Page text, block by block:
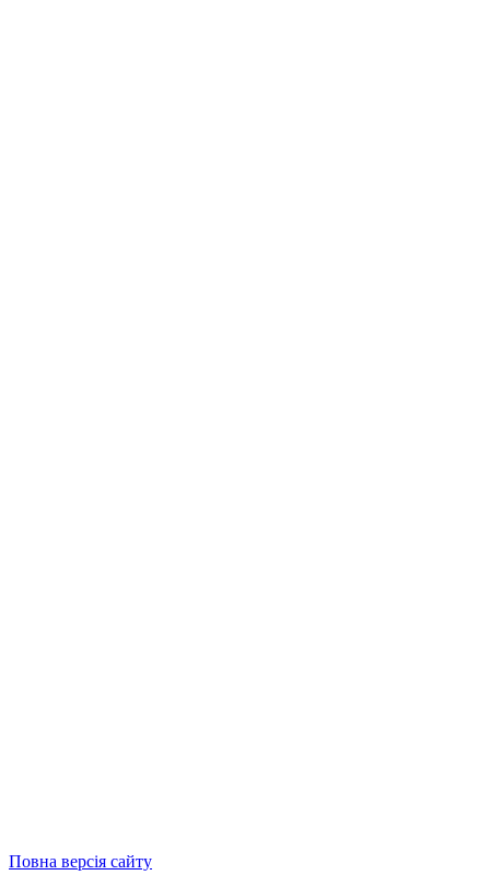
Повна версія сайту